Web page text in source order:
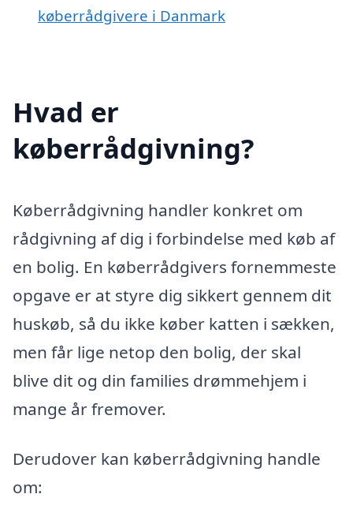
køberrådgivere i Danmark
Hvad er
køberrådgivning?
Køberrådgivning handler konkret om
rådgivning af dig i forbindelse med køb af
en bolig. En køberrådgivers fornemmeste
opgave er at styre dig sikkert gennem dit
huskøb, så du ikke køber katten i sækken,
men får lige netop den bolig, der skal
blive dit og din families drømmehjem i
mange år fremover.
Derudover kan køberrådgivning handle
om: